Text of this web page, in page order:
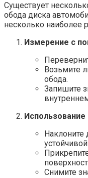
Существует
обода диска
несколько наиболее
Измерение с
Возьмите
обода.
Запишите
Наклоните
Снимите